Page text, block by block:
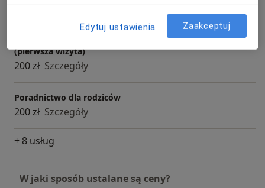
Konsultacja psychologiczna/psychoterapeutyczna
(pierwsza wizyta)
200 zł Szczegóły
Poradnictwo dla rodziców
200 zł Szczegóły
+ 8 usług
W jaki sposób ustalane są ceny?
Edytuj ustawienia Zaakceptuj